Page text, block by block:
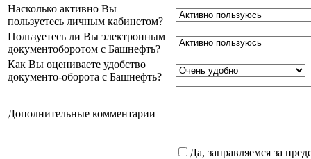
Насколько активно Вы
пользуетесь личным кабинетом?
Пользуетесь ли Вы электронным
документоборотом с Башнефть?
Как Вы оцениваете удобство
документо-оборота с Башнефть?
Дополнительные комментарии
Да, заправляемся за